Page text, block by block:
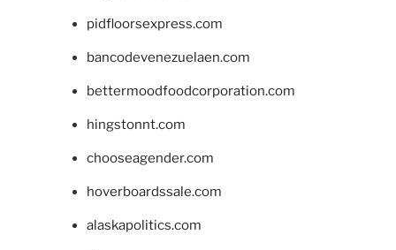
pidfloorsexpress.com
bancodevenezuelaen.com
bettermoodfoodcorporation.com
hingstonnt.com
chooseagender.com
hoverboardssale.com
alaskapolitics.com